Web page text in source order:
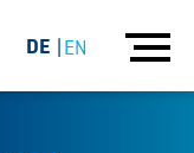
DE EN